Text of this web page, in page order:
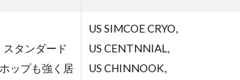
タンダード
ップも強く居
US SIMCOE CRYO,
US CENTNNIAL,
US CHINNOOK,